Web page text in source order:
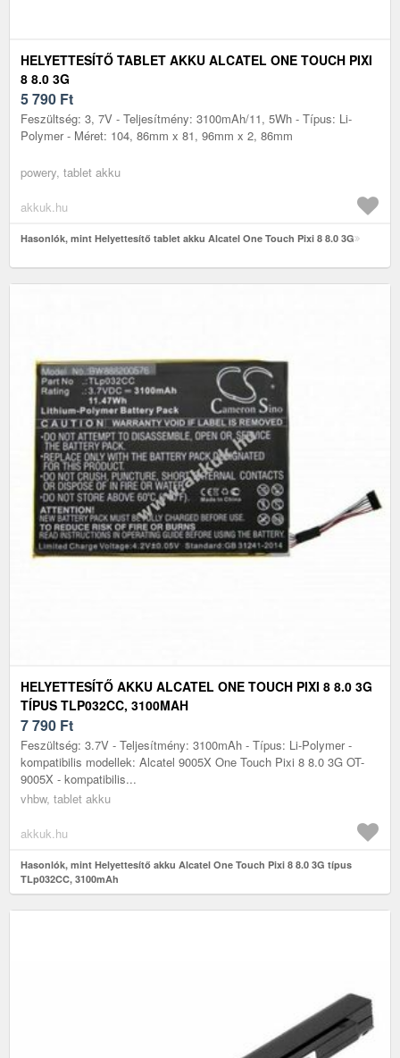
HELYETTESÍTŐ TABLET AKKU ALCATEL ONE TOUCH PIXI
8 8.0 3G
5 790 Ft
Feszültség: 3, 7V - Teljesítmény: 3100mAh/11, 5Wh - Típus: Li-
Polymer - Méret: 104, 86mm x 81, 96mm x 2, 86mm
powery, tablet akku
akkuk.hu
Hasonlók, mint Helyettesítő tablet akku Alcatel One Touch Pixi 8 8.0 3G
HELYETTESÍTŐ AKKU ALCATEL ONE TOUCH PIXI 8 8.0 3G
TÍPUS TLP032CC, 3100MAH
7 790 Ft
Feszültség: 3.7V - Teljesítmény: 3100mAh - Típus: Li-Polymer -
kompatibilis modellek: Alcatel 9005X One Touch Pixi 8 8.0 3G OT-
9005X - kompatibilis...
vhbw, tablet akku
akkuk.hu
Hasonlók, mint Helyettesítő akku Alcatel One Touch Pixi 8 8.0 3G típus
TLp032CC, 3100mAh